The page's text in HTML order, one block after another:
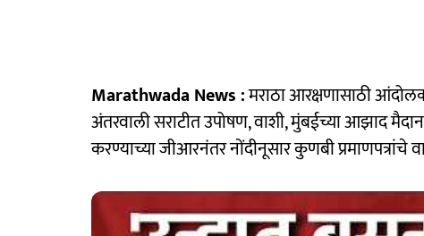
Marathwada News :मराठा आरक्षणासाठी
अंतरवाली सराटीत उपोषण, वाशी, मुंबईच्या आझाद
करण्याच्या जीआरनंतर नोंदीनूसार कुणबी